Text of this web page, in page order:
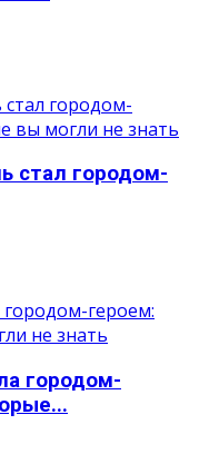
стал городом-
городом-